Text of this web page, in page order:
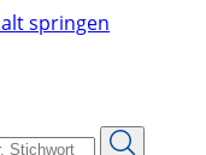
springen